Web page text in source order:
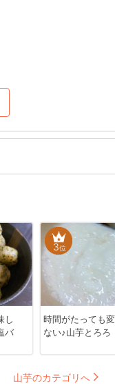
し
バ
3位
時間がたっても
ない♪山芋とろろ
山芋のカテゴリへ